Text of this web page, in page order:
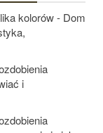
kolorów - Dom
i